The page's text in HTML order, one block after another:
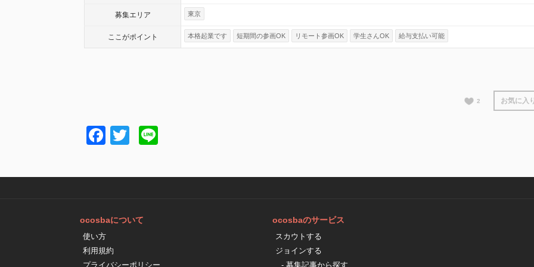
募集エリア 東京
ここがポイント 本格起業です 短期間の参画OK リモート参画OK 学生さんOK 給与支払い可能
2 お気に入
Facebook
Twitter
ocosbaについて
使い方
利用規約
プライバシーポリシー
ocosbaのサービス
スカウトする
ジョインする
- 募集記事から探す